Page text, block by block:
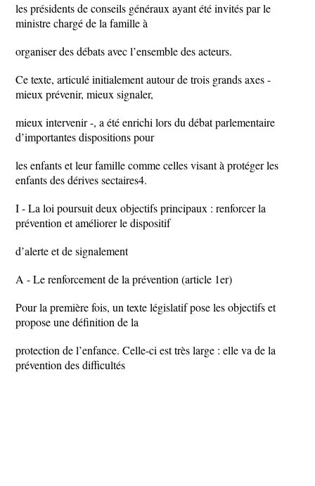
les présidents de conseils généraux ayant été invités par le
ministre chargé de la famille à
organiser des débats avec l’ensemble des acteurs.
Ce texte, articulé initialement autour de trois grands axes -
mieux prévenir, mieux signaler,
mieux intervenir -, a été enrichi lors du débat parlementaire
d’importantes dispositions pour
les enfants et leur famille comme celles visant à protéger les
enfants des dérives sectaires4.
I - La loi poursuit deux objectifs principaux : renforcer la
prévention et améliorer le dispositif
d’alerte et de signalement
A - Le renforcement de la prévention (article 1er)
Pour la première fois, un texte législatif pose les objectifs et
propose une définition de la
protection de l’enfance. Celle-ci est très large : elle va de la
prévention des difficultés